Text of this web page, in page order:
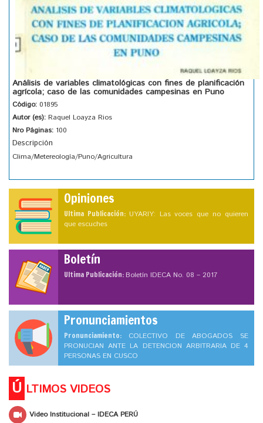
Análisis de variables climatológicas con fines de planificación
agrícola; caso de las comunidades campesinas en Puno
Código: 01895
Autor (es): Raquel Loayza Rios
Nro Páginas: 100
Descripción
Clima/Metereología/Puno/Agricultura
Opiniones
Ultima Publicación: UYARIY: Las voces que no quieren
que escuches
Boletín
Ultima Publicación:Boletín IDECA No. 08 – 2017
Pronunciamientos
Pronunciamiento: COLECTIVO DE ABOGADOS SE
PRONUCIAN ANTE LA DETENCION ARBITRARIA DE 4
PERSONAS EN CUSCO
Ú LTIMOS VIDEOS
Video Institucional – IDECA PERÚ